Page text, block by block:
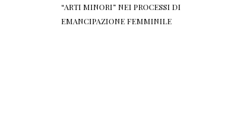
“ARTI MINORI” NEI PROCESSI DI
EMANCIPAZIONE FEMMINILE